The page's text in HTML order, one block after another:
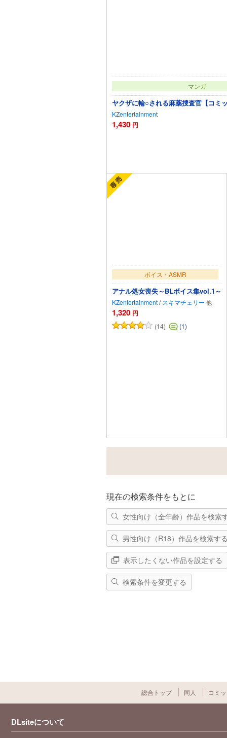
マンガ
ヤクザに輪○される麻薬捜査官【コミ
KZentertainment
1,430 円
ボイス・ASMR
アナル処女喪失～BLボイス集vol.1～
KZentertainment/ スキマチェリー
1,320 円
(14) (1)
現在の検索条件をもとに
女性向け（全年齢）作品を検索
男性向け（R18）作品を検索す
表示したくない作品を設定する
検索条件を変更する
総合トップ 同人 コミ
DLsiteについて